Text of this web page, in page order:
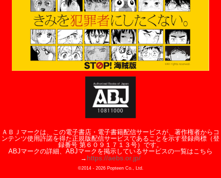
ＡＢＪマークは、この電子書店・電子書籍配信サービスが、著作権者からコ
ンテンツ使用許諾を得た正規版配信サービスであることを示す登録商標（登
録番号 第６０９１７１３号）です。
ABJマークの詳細、ABJマークを掲示しているサービスの一覧はこちら
→ https://aebs.or.jp/
©2014 - 2026Popteen Co., Ltd.